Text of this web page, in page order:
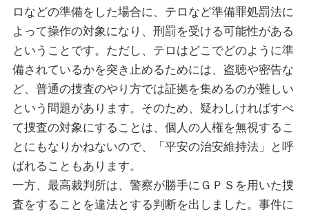
ロなどの準備をした場合に、テロなど準備罪処罰法に
よって操作の対象になり、刑罰を受ける可能性がある
ということです。ただし、テロはどこでどのように準
備されているかを突き止めるためには、盗聴や密告な
ど、普通の捜査のやり方では証拠を集めるのが難しい
という問題があります。そのため、疑わしければすべ
て捜査の対象にすることは、個人の人権を無視するこ
とにもなりかねないので、「平安の治安維持法」と呼
ばれることもあります。
一方、最高裁判所は、警察が勝手にＧＰＳを用いた捜
査をすることを違法とする判断を出しました。事件に